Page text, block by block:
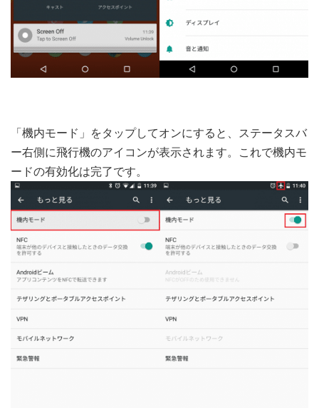
「機内モード」をタップしてオンにすると、ステータスバ
ー右側に飛行機のアイコンが表示されます。これで機内モ
ードの有効化は完了です。